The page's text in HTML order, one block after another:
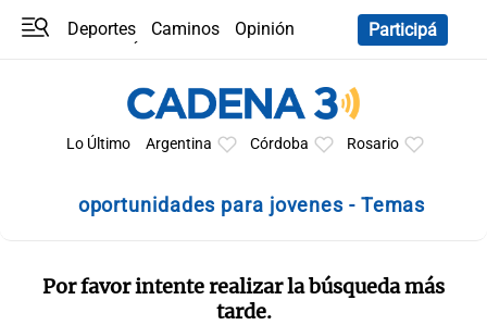
Deportes Caminos
Opinión
Participá
Lo Último Argentina Córdoba Rosario
oportunidades para jovenes - Temas
Por favor intente realizar la búsqueda más
tarde.